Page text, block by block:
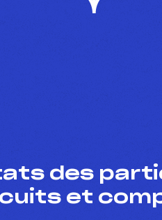
des
et